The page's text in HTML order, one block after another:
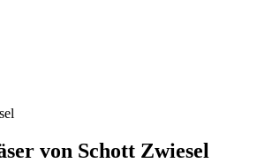
von Schott Zwiesel